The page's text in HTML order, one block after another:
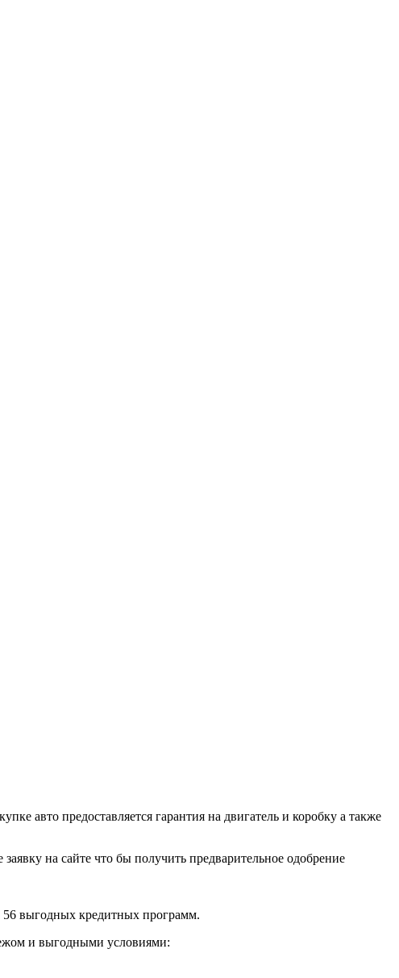
авто предоставляется гарантия на двигатель и коробку а также
на сайте что бы получить предварительное одобрение
выгодных кредитных программ.
и выгодными условиями: